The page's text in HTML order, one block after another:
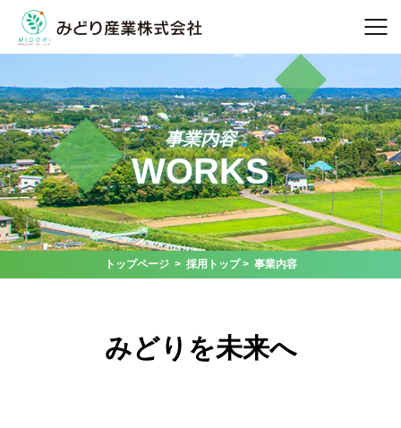
事業内容
WORKS
トップページ> 採用トップ> 事業内容
みどりを未来へ